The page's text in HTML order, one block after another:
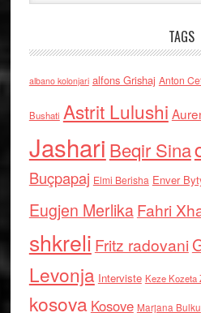
TAGS
albano kolonjari alfons Grishaj Anton
Bushati Astrit Lulushi
Jashari Beqir Sina
Buçpapaj Elmi Berisha Enver
Eugjen MerlikaFahri
shkreli Fritz radovani
Levonja Interviste Keze Kozeta
kosova Kosove Marjana Bulku